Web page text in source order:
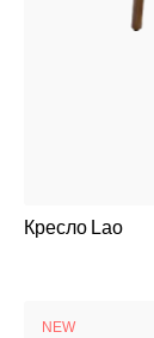
Кресло Lao
NEW